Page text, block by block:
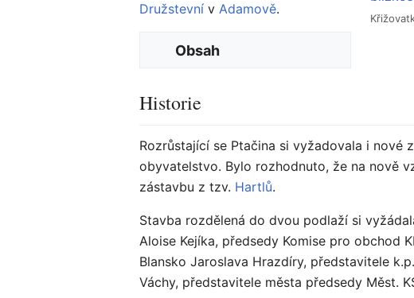
Družstevní vAdamově.
Obsah
Historie
Rozrůstající se Ptačina si vyžadovala i
obyvatelstvo. Bylo rozhodnuto, že na nově
zástavbu z tzv. Hartlů.
Stavba rozdělená do dvou podlaží si
Aloise Kejíka, předsedy Komise pro obchod
Blansko Jaroslava Hrazdíry, představitele
Váchy, představitele města předsedy Měst.